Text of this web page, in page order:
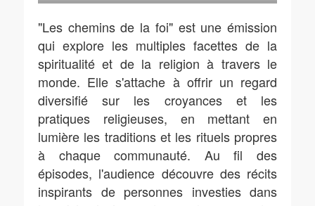
"Les chemins de la foi" est une émission
qui explore les multiples facettes de la
spiritualité et de la religion à travers le
monde. Elle s'attache à offrir un regard
diversifié sur les croyances et les
pratiques religieuses, en mettant en
lumière les traditions et les rituels propres
à chaque communauté. Au fil des
épisodes, l'audience découvre des récits
inspirants de personnes investies dans